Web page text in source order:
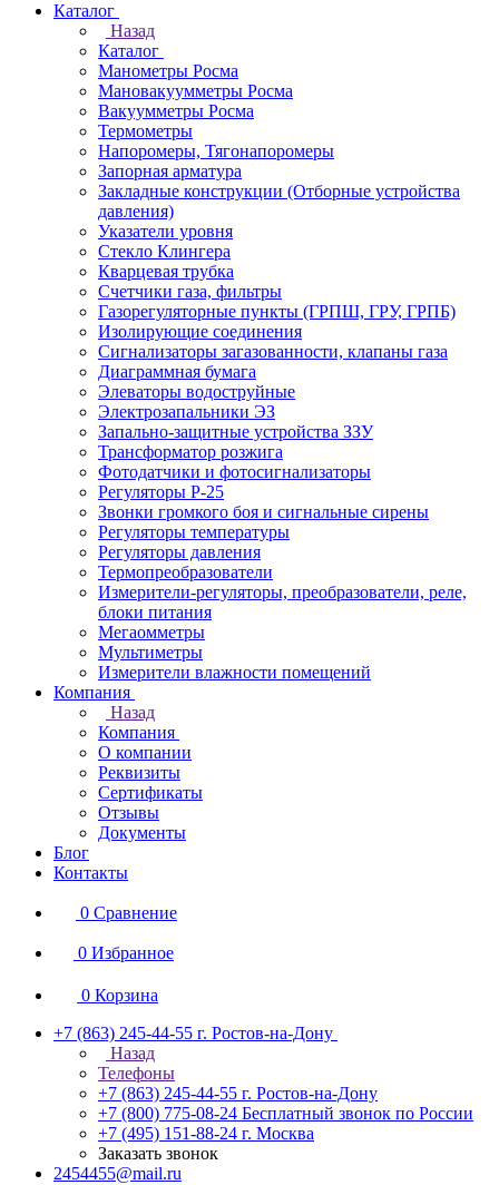
Каталог
Назад
Каталог
Манометры Росма
Мановакуумметры Росма
Вакуумметры Росма
Термометры
Напоромеры, Тягонапоромеры
Запорная арматура
Закладные конструкции (Отборные устройства
давления)
Указатели уровня
Стекло Клингера
Кварцевая трубка
Счетчики газа, фильтры
Газорегуляторные пункты (ГРПШ, ГРУ, ГРПБ)
Изолирующие соединения
Сигнализаторы загазованности, клапаны газа
Диаграммная бумага
Элеваторы водоструйные
Электрозапальники ЭЗ
Запально-защитные устройства ЗЗУ
Трансформатор розжига
Фотодатчики и фотосигнализаторы
Регуляторы Р-25
Звонки громкого боя и сигнальные сирены
Регуляторы температуры
Регуляторы давления
Термопреобразователи
Измерители-регуляторы, преобразователи, реле,
блоки питания
Мегаомметры
Мультиметры
Измерители влажности помещений
Компания
Назад
Компания
О компании
Реквизиты
Сертификаты
Отзывы
Документы
Блог
Контакты
0 Сравнение
0 Избранное
0 Корзина
+7 (863) 245-44-55 г. Ростов-на-Дону
Назад
Телефоны
+7 (863) 245-44-55 г. Ростов-на-Дону
+7 (800) 775-08-24 Бесплатный звонок по России
+7 (495) 151-88-24 г. Москва
Заказать звонок
2454455@mail.ru